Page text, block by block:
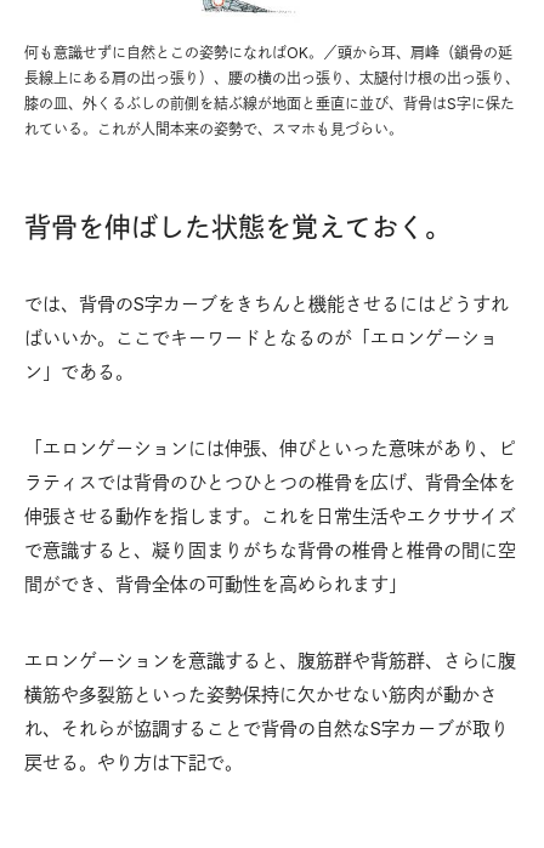
何も意識せずに自然とこの姿勢になればOK。／頭から耳、肩峰（鎖骨の延
長線上にある肩の出っ張り）、腰の横の出っ張り、太腿付け根の出っ張り、
膝の皿、外くるぶしの前側を結ぶ線が地面と垂直に並び、背骨はS字に保た
れている。これが人間本来の姿勢で、スマホも見づらい。
背骨を伸ばした状態を覚えておく。
では、背骨のS字カーブをきちんと機能させるにはどうすれ
ばいいか。ここでキーワードとなるのが「エロンゲーショ
ン」である。
「エロンゲーションには伸張、伸びといった意味があり、ピ
ラティスでは背骨のひとつひとつの椎骨を広げ、背骨全体を
伸張させる動作を指します。これを日常生活やエクササイズ
で意識すると、凝り固まりがちな背骨の椎骨と椎骨の間に空
間ができ、背骨全体の可動性を高められます」
エロンゲーションを意識すると、腹筋群や背筋群、さらに腹
横筋や多裂筋といった姿勢保持に欠かせない筋肉が動かさ
れ、それらが協調することで背骨の自然なS字カーブが取り
戻せる。やり方は下記で。